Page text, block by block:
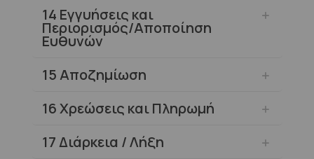
14 Εγγυήσεις και
Περιορισμός/Αποποίηση
Ευθυνών
15Αποζημίωση
16Χρεώσεις και Πληρωμή
17Διάρκεια / Λήξη